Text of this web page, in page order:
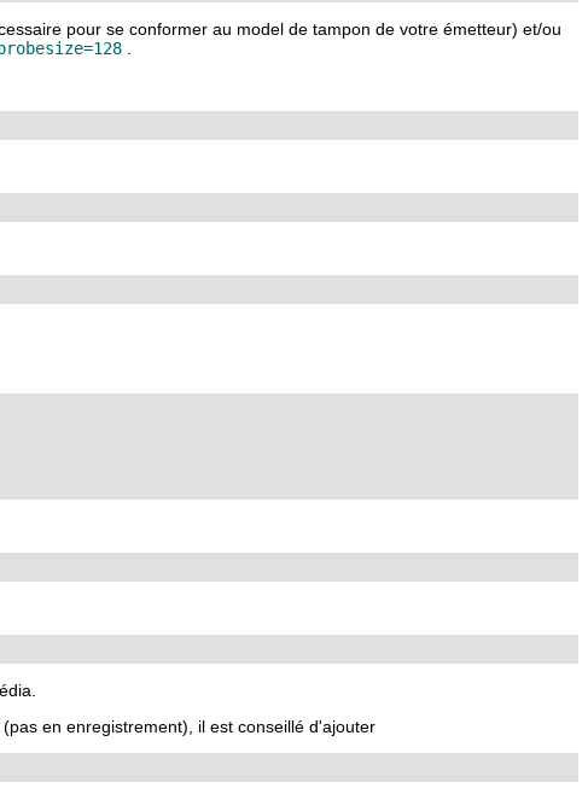
pour se conformer au model de tampon de votre émetteur) et/ou
.
en enregistrement), il est conseillé d'ajouter